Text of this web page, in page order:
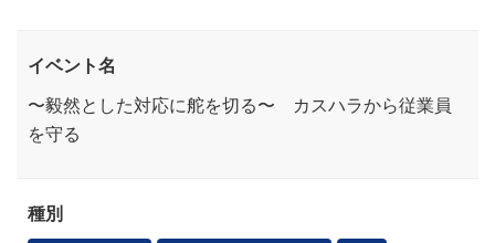
イベント名
〜毅然とした対応に舵を切る〜 カスハラから従業員
を守る
種別